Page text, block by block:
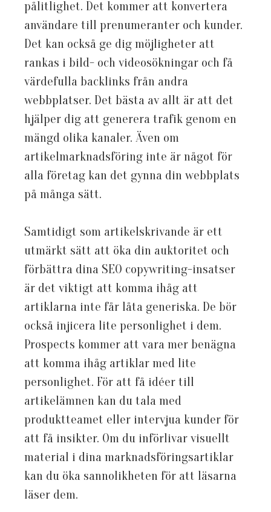
pålitlighet. Det kommer att konvertera
användare till prenumeranter och kunder.
Det kan också ge dig möjligheter att
rankas i bild- och videosökningar och få
värdefulla backlinks från andra
webbplatser. Det bästa av allt är att det
hjälper dig att generera trafik genom en
mängd olika kanaler. Även om
artikelmarknadsföring inte är något för
alla företag kan det gynna din webbplats
på många sätt.
Samtidigt som artikelskrivande är ett
utmärkt sätt att öka din auktoritet och
förbättra dina SEO copywriting-insatser
är det viktigt att komma ihåg att
artiklarna inte får låta generiska. De bör
också injicera lite personlighet i dem.
Prospects kommer att vara mer benägna
att komma ihåg artiklar med lite
personlighet. För att få idéer till
artikelämnen kan du tala med
produktteamet eller intervjua kunder för
att få insikter. Om du införlivar visuellt
material i dina marknadsföringsartiklar
kan du öka sannolikheten för att läsarna
läser dem.